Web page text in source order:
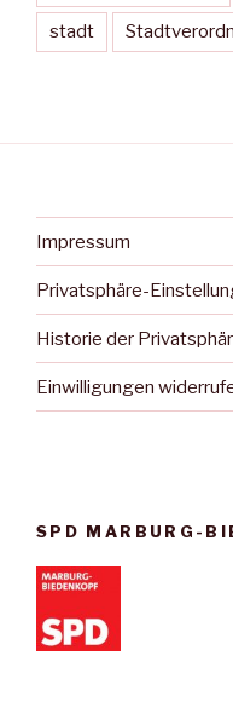
stadt
Impressum
Privatsphäre-
Historie der
Einwilligungen
SPD MARBURG-